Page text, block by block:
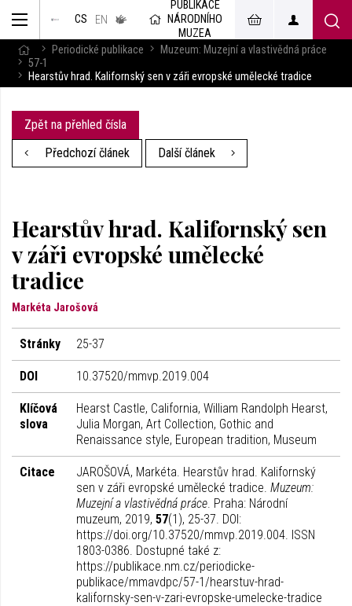
CS EN
v českém
jazyce
PUBLIKACE
NÁRODNÍHO
MUZEA
Periodické publikace
Muzeum: Muzejní a vlastivědná práce
57-1
Hearstův hrad. Kalifornský sen v záři evropské umělecké tradice
Zpět na přehled čísla
Předchozí článek
Další článek
Hearstův hrad. Kalifornský sen
v záři evropské umělecké
tradice
Markéta Jarošová
Stránky 25-37
DOI 10.37520/mmvp.2019.004
Klíčová
slova
Hearst Castle, California, William Randolph Hearst,
Julia Morgan, Art Collection, Gothic and
Renaissance style, European tradition, Museum
Citace
JAROŠOVÁ, Markéta. Hearstův hrad. Kalifornský
sen v záři evropské umělecké tradice. Muzeum:
Muzejní a vlastivědná práce. Praha: Národní
muzeum, 2019, 57(1), 25-37. DOI:
https://doi.org/10.37520/mmvp.2019.004. ISSN
1803-0386. Dostupné také z:
https://publikace.nm.cz/periodicke-
publikace/mmavdpc/57-1/hearstuv-hrad-
kalifornsky-sen-v-zari-evropske-umelecke-tradice